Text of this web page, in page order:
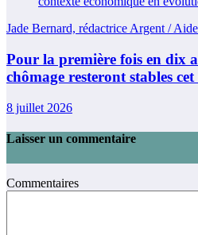
Jade Bernard, rédactrice Argent /
Pour la première fois en dix
chômage resteront stables
8 juillet 2026
Laisser un commentaire
Commentaires